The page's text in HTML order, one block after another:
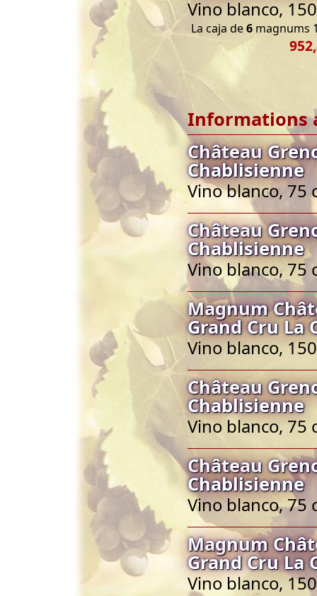
Vino blanco,
La caja de6 magnums
Informations
Château
Chablisienne
Vino blanco, 75
Château
Chablisienne
Vino blanco, 75
Magnum
Grand Cru La
Vino blanco,
Château
Chablisienne
Vino blanco, 75
Château
Chablisienne
Vino blanco, 75
Magnum
Grand Cru La
Vino blanco,